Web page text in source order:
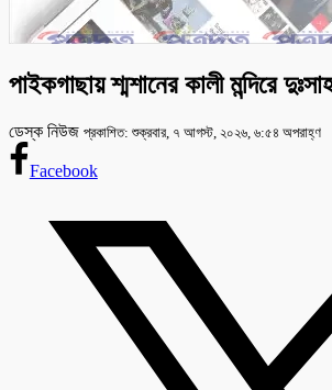
পাইকগাছায় শ্মশানের কালী মন্দিরে
ডেস্ক নিউজ প্রকাশিত: শুক্রবার, ৭ আগস্ট, ২০২৬, ৬:৫৪ অপরাহ্ণ
Facebook